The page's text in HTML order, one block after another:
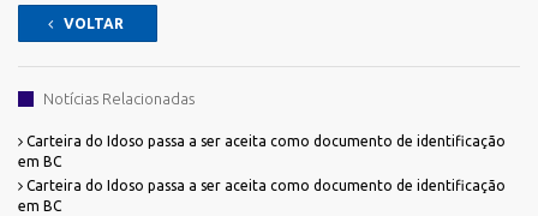
VOLTAR
Notícias Relacionadas
Carteira do Idoso passa a ser aceita como documento de identificação
em BC
Carteira do Idoso passa a ser aceita como documento de identificação
em BC